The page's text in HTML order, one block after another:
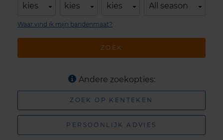
kies kies kies All season
ZOEK
Waar vind ik mijn bandenmaat?
Andere zoekopties:
ZOEK OP KENTEKEN
PERSOONLIJK ADVIES